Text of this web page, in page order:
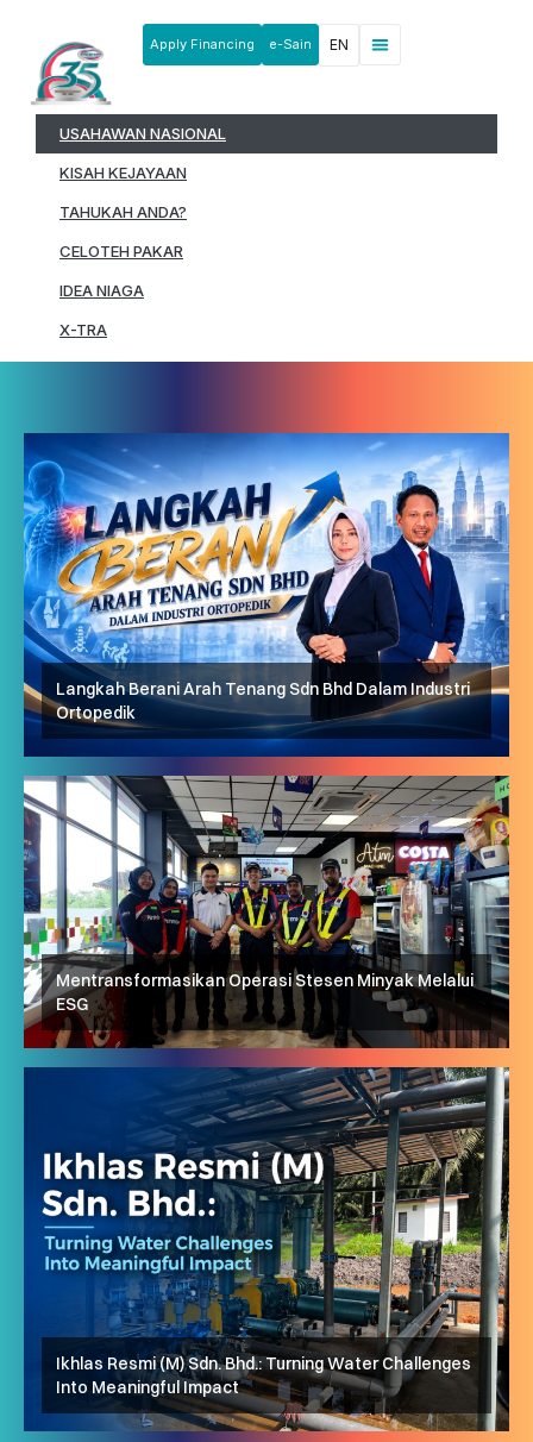
Apply Financing e-Sain EN
USAHAWAN NASIONAL
KISAH KEJAYAAN
TAHUKAH ANDA?
CELOTEH PAKAR
IDEA NIAGA
X-TRA
Langkah Berani Arah Tenang Sdn Bhd Dalam Industri
Ortopedik
Mentransformasikan Operasi Stesen Minyak Melalui
ESG
Ikhlas Resmi (M) Sdn. Bhd.: Turning Water Challenges
Into Meaningful Impact
Ar-Rayyan Optometry: Membawa Penglihatan Lebih
Jelas kepada Komuniti
AhmadTamar: Langkah Pertama yang Mengubah
Segalanya